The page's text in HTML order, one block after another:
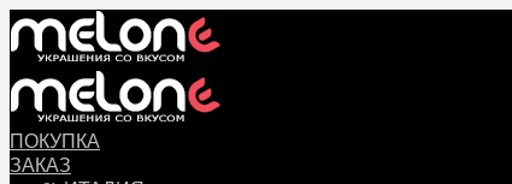
ПОКУПКА
ЗАКАЗ